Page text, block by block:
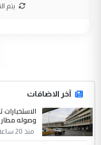
جنسية الرافد
ابا فرات ...
الموضوع :
مضجعيك يابن الزنا
يتم
آخر الاضافات
وصوله مطار
منذ 20 ساعة